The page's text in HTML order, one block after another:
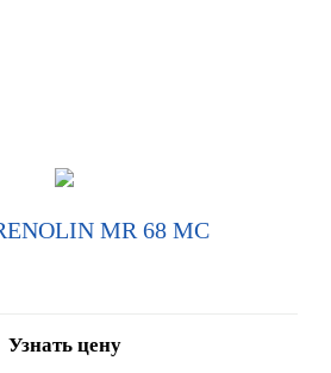
MR 68 MC
Узнать цену